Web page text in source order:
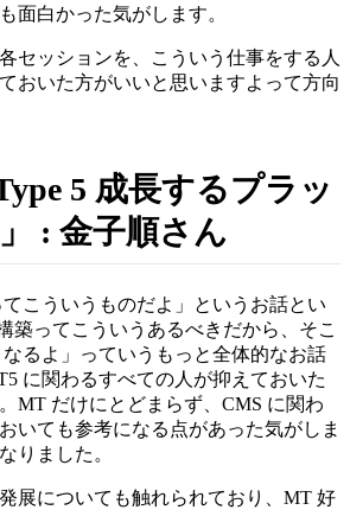
面白かった気がします。
セッションを、こういう仕事をする人
おいた方がいいと思いますよって方向
5 成長するプラッ
: 金子順さん
こういうものだよ」というお話とい
築ってこういうあるべきだから、そこ
るよ」っていうもっと全体的なお話
に関わるすべての人が抑えておいた
MT だけにとどまらず、CMS に関わ
いても参考になる点があった気がしま
りました。
展についても触れられており、MT 好